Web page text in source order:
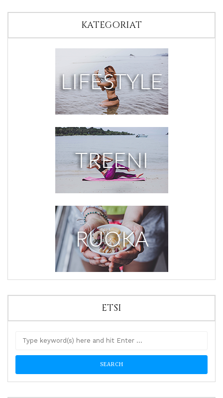
KATEGORIAT
ETSI